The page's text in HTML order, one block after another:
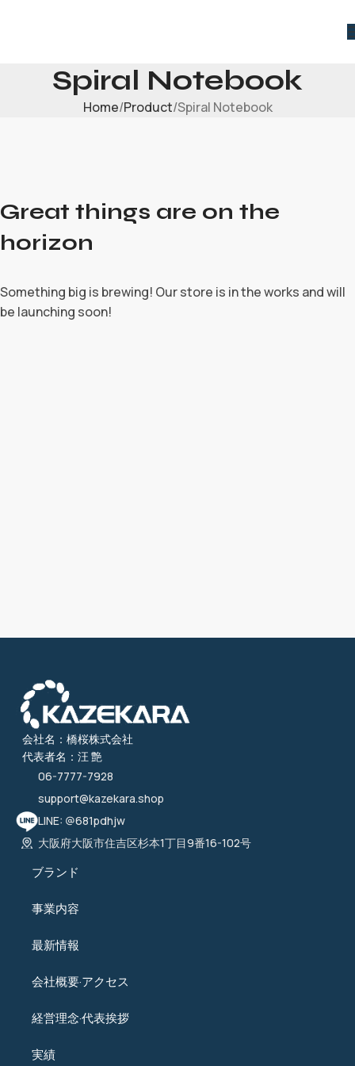
Spiral Notebook
Home Product Spiral Notebook
Great things are on the
horizon
Something big is brewing! Our store is in the works and will
be launching soon!
会社名：橋桜株式会社
代表者名：汪 艶
06-7777-7928
support@kazekara.shop
LINE: @681pdhjw
大阪府大阪市住吉区杉本1丁目9番16-102号
ブランド
事業内容
最新情報
会社概要·アクセス
経営理念·代表挨拶
実績